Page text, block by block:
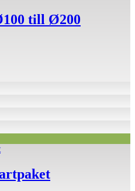
till Ø200